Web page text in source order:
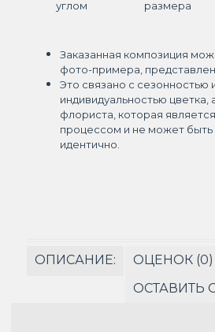
углом размера
Заказанная композиция
фото-примера,
Это связано с сезонностью
индивидуальностью цветка,
флориста, которая
процессом и не может быть
идентично.
ОПИСАНИЕ:
ОЦЕНОК (0)
ОСТАВИТЬ